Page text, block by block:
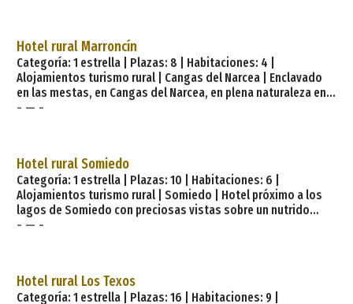
oriental de Asturias, a los pies de los Picos de Europa,
Ribadesella ofrece al visitante una amplia variedad de
atractivos: pa
Hotel rural Marroncín
Categoría: 1 estrella | Plazas: 8 | Habitaciones: 4 |
Alojamientos turismo rural | Cangas del Narcea | Enclavado
en las mestas, en Cangas del Narcea, en plena naturaleza en
la zona occidental asturiana. Sus 4 completas habitaciones
platos elaborados con productos locales de temporada
dónde poder degustar el excelente vino de la zona con d
- — -
Hotel rural Somiedo
Categoría: 1 estrella | Plazas: 10 | Habitaciones: 6 |
Alojamientos turismo rural | Somiedo | Hotel próximo a los
lagos de Somiedo con preciosas vistas sobre un nutrido
bosque de hayas y picos tan emblemáticos como el Rebezu.
Calefacción Parking Internet Wifi Televisión Sala reuniones
Salón con TV Servicio recepción Servicios h
- — -
Hotel rural Los Texos
Categoría: 1 estrella | Plazas: 16 | Habitaciones: 9 |